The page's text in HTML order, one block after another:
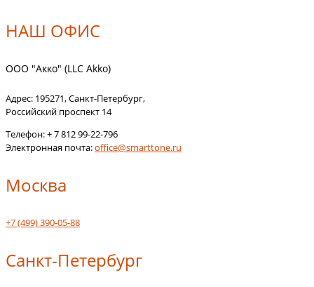
НАШ ОФИС
ООО "Акко" (LLC Akko)
Адрес: 195271,Санкт-Петербург,
Российский проспект 14
Телефон:+ 7 812 99-22-796
Электронная почта:office@smarttone.ru
Москва
+7 (499) 390-05-88
Санкт-Петербург